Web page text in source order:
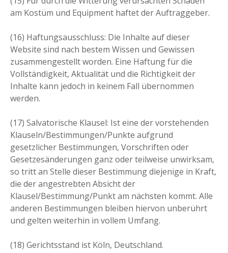
am Kostüm und Equipment haftet der Auftraggeber.
(16) Haftungsausschluss: Die Inhalte auf dieser
Website sind nach bestem Wissen und Gewissen
zusammengestellt worden. Eine Haftung für die
Vollständigkeit, Aktualität und die Richtigkeit der
Inhalte kann jedoch in keinem Fall übernommen
werden.
(17) Salvatorische Klausel: Ist eine der vorstehenden
Klauseln/Bestimmungen/Punkte aufgrund
gesetzlicher Bestimmungen, Vorschriften oder
Gesetzesänderungen ganz oder teilweise unwirksam,
so tritt an Stelle dieser Bestimmung diejenige in Kraft,
die der angestrebten Absicht der
Klausel/Bestimmung/Punkt am nächsten kommt. Alle
anderen Bestimmungen bleiben hiervon unberührt
und gelten weiterhin in vollem Umfang.
(18) Gerichtsstand ist Köln, Deutschland.